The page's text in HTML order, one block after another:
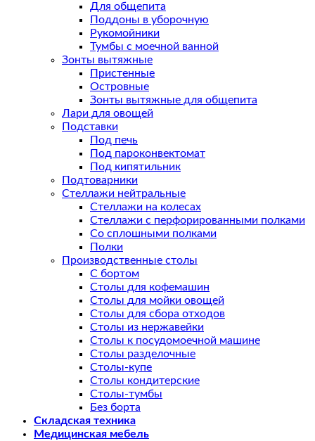
Для общепита
Поддоны в уборочную
Рукомойники
Тумбы с моечной ванной
Зонты вытяжные
Пристенные
Островные
Зонты вытяжные для общепита
Лари для овощей
Подставки
Под печь
Под пароконвектомат
Под кипятильник
Подтоварники
Стеллажи нейтральные
Стеллажи на колесах
Стеллажи с перфорированными полками
Со сплошными полками
Полки
Производственные столы
С бортом
Столы для кофемашин
Столы для мойки овощей
Столы для сбора отходов
Столы из нержавейки
Столы к посудомоечной машине
Столы разделочные
Столы-купе
Столы кондитерские
Столы-тумбы
Без борта
Складская техника
Медицинская мебель